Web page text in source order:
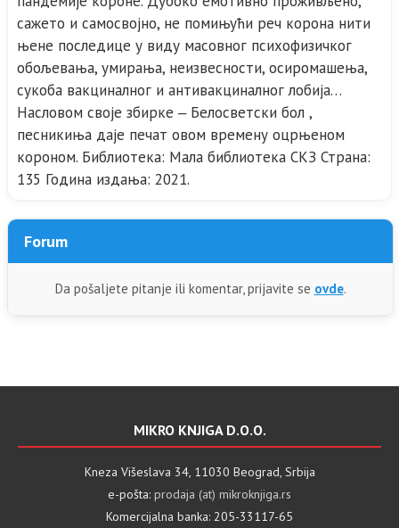
сажето и самосвојно, не помињући реч корона нити
њене последице у виду масовног психофизичког
обољевања, умирања, неизвесности, осиромашења,
сукоба вакциналног и антивакциналног лобија…
Насловом своје збирке ‒ Белосветски бол ,
песникиња даје печат овом времену оцрњеном
короном. Библиотека: Мала библиотека СКЗ Страна:
135 Година издања: 2021.
Forum
Da pošaljete pitanje ili komentar, prijavite se ovde.
MIKRO KNJIGA D.O.O.
Kneza Višeslava 34, 11030 Beograd, Srbija
e-pošta: prodaja (at) mikroknjiga.rs
Komercijalna banka: 205-33117-65